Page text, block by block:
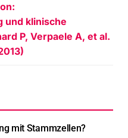
und klinische
P, Verpaele A, et al.
mit Stammzellen?